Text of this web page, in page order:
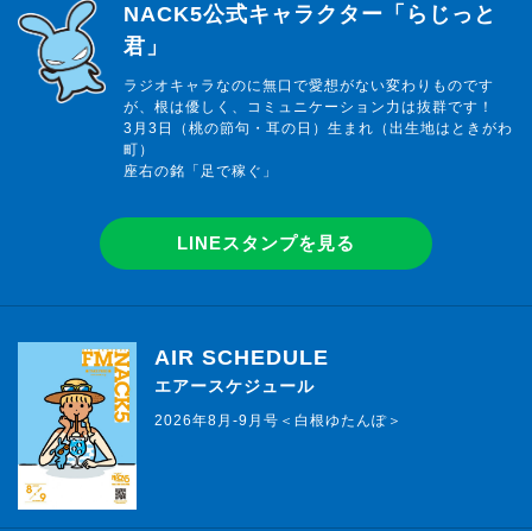
らじっと君
NACK5公式キャラクター「らじっと
君」
ラジオキャラなのに無口で愛想がない変わりものです
が、根は優しく、コミュニケーション力は抜群です！
3月3日（桃の節句・耳の日）生まれ（出生地はときがわ
町）
座右の銘「足で稼ぐ」
LINEスタンプを見る
AIR SCHEDULE
エアースケジュール
2026年8月-9月号＜白根ゆたんぽ＞